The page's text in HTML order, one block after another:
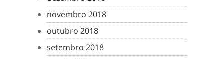
novembro 2018
outubro 2018
setembro 2018